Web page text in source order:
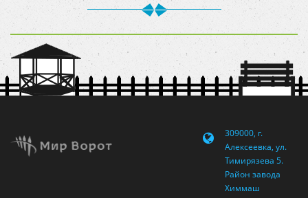
309000, г.
Алексеевка, ул.
Тимирязева 5.
Район завода
Химмаш